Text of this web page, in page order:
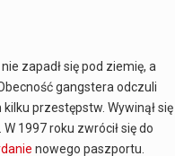
zapadł się pod ziemię, a
gangstera odczuli
przestępstw. Wywinął się
1997 roku zwrócił się do
nowego paszportu.